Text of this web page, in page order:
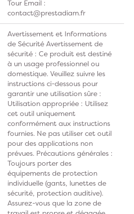
Tour Email :
contact@prestadiam.fr
Avertissement et Informations
de Sécurité Avertissement de
sécurité : Ce produit est destiné
à un usage professionnel ou
domestique. Veuillez suivre les
instructions ci-dessous pour
garantir une utilisation sûre :
Utilisation appropriée : Utilisez
cet outil uniquement
conformément aux instructions
fournies. Ne pas utiliser cet outil
pour des applications non
prévues. Précautions générales :
Toujours porter des
équipements de protection
individuelle (gants, lunettes de
sécurité, protection auditive).
Assurez-vous que la zone de